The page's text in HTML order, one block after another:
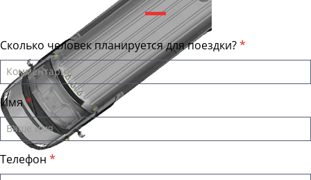
Сколько человек планируется для поездки?
Имя
Телефон